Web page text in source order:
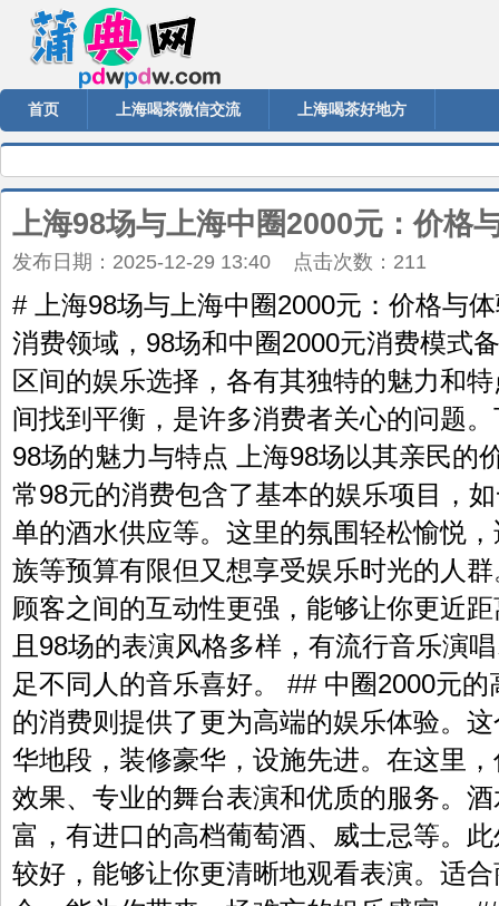
首页 上海喝茶微信交流 上海喝茶好地方
上海98场与上海中圈2000元：价格
发布日期：2025-12-29 13:40 点击次数：211
# 上海98场与上海中圈2000元：价格与
消费领域，98场和中圈2000元消费模式
区间的娱乐选择，各有其独特的魅力和
间找到平衡，是许多消费者关心的问题
98场的魅力与特点 上海98场以其亲民的
常98元的消费包含了基本的娱乐项目，
单的酒水供应等。这里的氛围轻松愉悦
族等预算有限但又想享受娱乐时光的人
顾客之间的互动性更强，能够让你更近
且98场的表演风格多样，有流行音乐演
足不同人的音乐喜好。 ## 中圈2000元
的消费则提供了更为高端的娱乐体验。
华地段，装修豪华，设施先进。在这里
效果、专业的舞台表演和优质的服务。
富，有进口的高档葡萄酒、威士忌等。
较好，能够让你更清晰地观看表演。适